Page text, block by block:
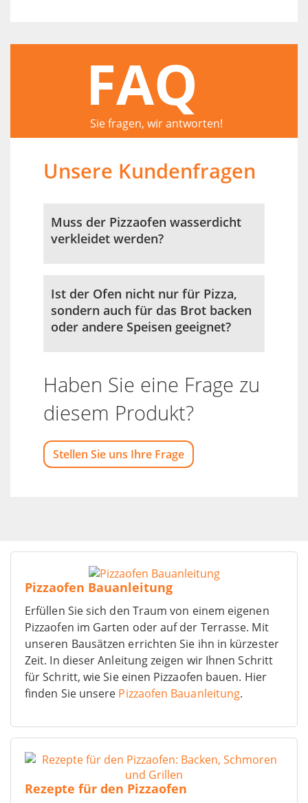
Pizzaofen Bauanleitung
Erfüllen Sie sich den Traum von einem eigenen
Pizzaofen im Garten oder auf der Terrasse. Mit
unseren Bausätzen errichten Sie ihn in kürzester
Zeit. In dieser Anleitung zeigen wir Ihnen Schritt
für Schritt, wie Sie einen Pizzaofen bauen. Hier
finden Sie unsere Pizzaofen Bauanleitung.
Rezepte für den Pizzaofen
FAQ
Sie fragen, wir antworten!
Unsere Kundenfragen
Muss der Pizzaofen wasserdicht
verkleidet werden?
Ist der Ofen nicht nur für Pizza,
sondern auch für das Brot backen
oder andere Speisen geeignet?
Haben Sie eine Frage zu
diesem Produkt?
Stellen Sie uns Ihre Frage